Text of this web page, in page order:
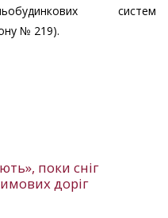
систем
№ 219).
поки сніг
доріг